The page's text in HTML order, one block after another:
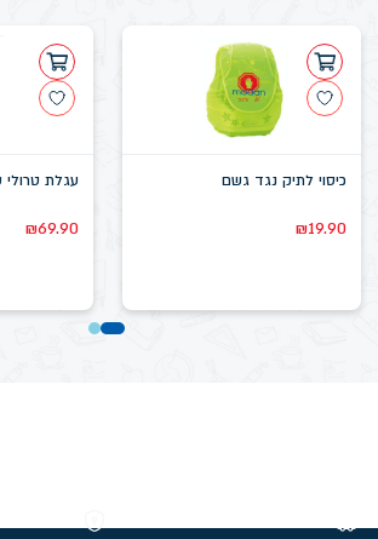
כיסוי לתיק נגד גשם
₪19.90
עגלת טרולי
₪69.90